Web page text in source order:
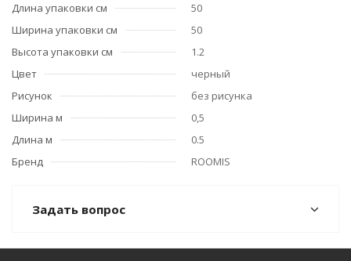
Длина упаковки см
50
Ширина упаковки см
50
Высота упаковки см
1.2
Цвет
черный
Рисунок
без рисунка
Ширина м
0,5
Длина м
0.5
Бренд
ROOMIS
Задать вопрос